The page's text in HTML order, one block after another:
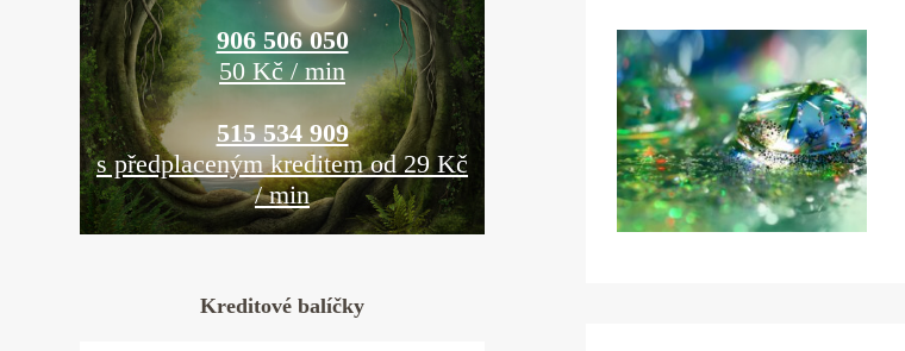
906 506 050
50 Kč / min
515 534 909
s předplaceným kreditem od 29 Kč
/ min
Kreditové balíčky